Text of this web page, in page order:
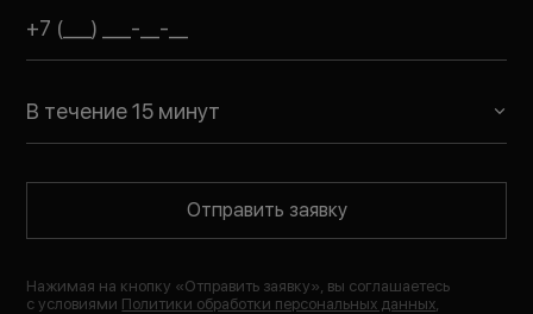
В течение 15 минут
Отправить заявку
Нажимая на кнопку «Отправить заявку», вы соглашаетесь
с условиями Политики обработки персональных данных